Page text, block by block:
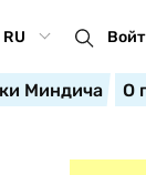
RU
Миндича О